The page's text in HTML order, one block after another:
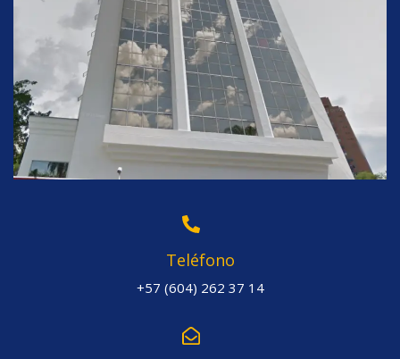
Teléfono
+57 (604) 262 37 14